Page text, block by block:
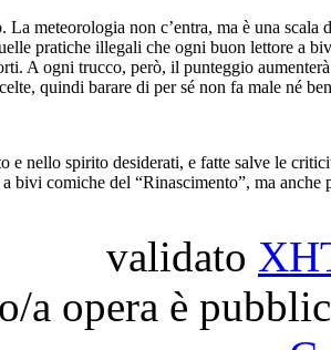
La meteorologia non c’entra, ma è una
pratiche illegali che ogni buon lettore a
A ogni trucco, però, il punteggio
quindi barare di per sé non fa male né
e nello spirito desiderati, e fatte salve le
bivi comiche del “Rinascimento”, ma
validato
a opera è